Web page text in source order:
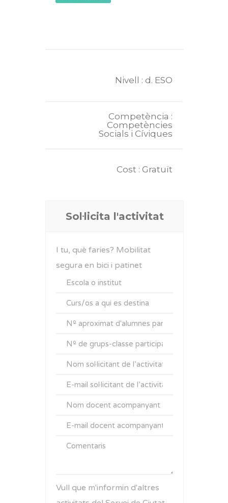
Nivell : d. ESO
Competència :
Competències
Socials i Cíviques
Cost : Gratuït
Sol·licita l'activitat
I tu, què faries? Mobilitat
segura en bici i patinet
Vull que m'informin d'altres